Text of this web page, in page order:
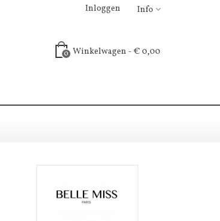
Info
Inloggen
0 Winkelwagen - € 0,00